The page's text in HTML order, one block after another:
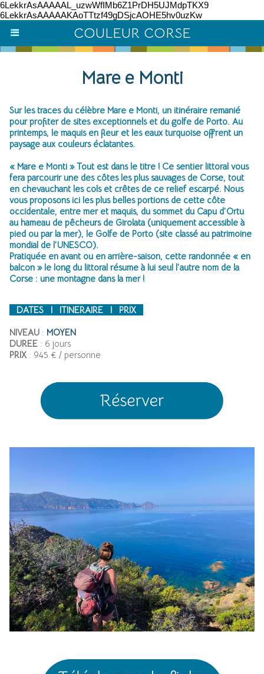
6LekkrAsAAAAAL_uzwWfIMb6Z1PrDH5UJMdpTKX9
6LekkrAsAAAAAKAoTTtzf49gDSjcAOHE5hv0uzKw
COULEUR CORSE
Mare e Monti
Sur les traces du célèbre Mare e Monti, un itinéraire remanié
pour profiter de sites exceptionnels et du golfe de Porto. Au
printemps, le maquis en fleur et les eaux turquoise offrent un
paysage aux couleurs éclatantes.
« Mare e Monti » Tout est dans le titre ! Ce sentier littoral vous
fera parcourir une des côtes les plus sauvages de Corse, tout
en chevauchant les cols et crêtes de ce relief escarpé. Nous
vous proposons ici les plus belles portions de cette côte
occidentale, entre mer et maquis, du sommet du Capu d’Ortu
au hameau de pêcheurs de Girolata (uniquement accessible à
pied ou par la mer), le Golfe de Porto (site classé au patrimoine
mondial de l’UNESCO).
Pratiquée en avant ou en arrière-saison, cette randonnée « en
balcon » le long du littoral résume à lui seul l’autre nom de la
Corse : une montagne dans la mer !
DATES I ITINERAIRE I PRIX
NIVEAU : MOYEN
DUREE : 6 jours
PRIX: 945 € / personne